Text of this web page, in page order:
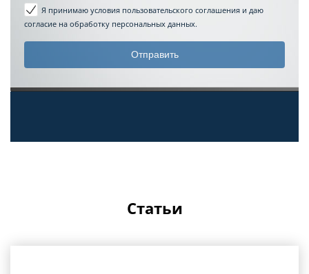
Я принимаю условия пользовательского соглашения и даю
согласие на обработку персональных данных.
Статьи